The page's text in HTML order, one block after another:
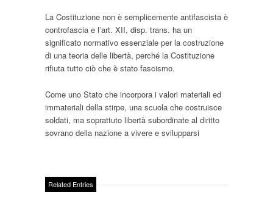
La Costituzione non è semplicemente antifascista è
controfascia e l’art. XII, disp. trans. ha un
significato normativo essenziale per la costruzione
di una teoria delle libertà, perché la Costituzione
rifiuta tutto ciò che è stato fascismo.
Come uno Stato che incorpora i valori materiali ed
immateriali della stirpe, una scuola che costruisce
soldati, ma soprattuto libertà subordinate al diritto
sovrano della nazione a vivere e svilupparsi
Related Entries